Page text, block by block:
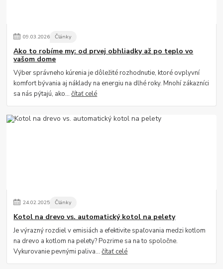
09.03.2026 Články
Ako to robíme my: od prvej obhliadky až po teplo vo
vašom dome
Výber správneho kúrenia je dôležité rozhodnutie, ktoré ovplyvní
komfort bývania aj náklady na energiu na dlhé roky. Mnohí zákazníci
sa nás pýtajú, ako...čítať celé
24.02.2025 Články
Kotol na drevo vs. automatický kotol na pelety
Je výrazný rozdiel v emisiách a efektivite spaľovania medzi kotlom
na drevo a kotlom na pelety? Pozrime sa na to spoločne.
Vykurovanie pevnými paliva...čítať celé